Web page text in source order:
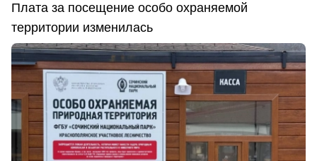
Плата за посещение особо охраняемой
территории изменилась